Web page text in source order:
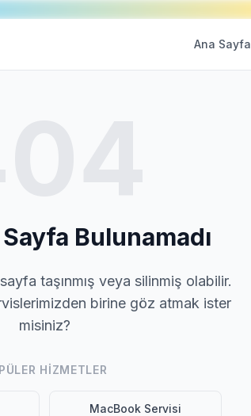
Ana Sayfa
Sayfa Bulunamadı
sayfa taşınmış veya silinmiş olabilir.
birine göz atmak ister
misiniz?
HIZMETLER
MacBook Servisi